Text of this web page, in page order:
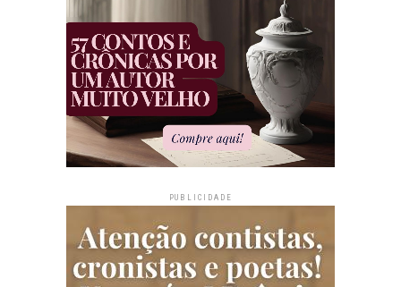
PUBLICIDADE